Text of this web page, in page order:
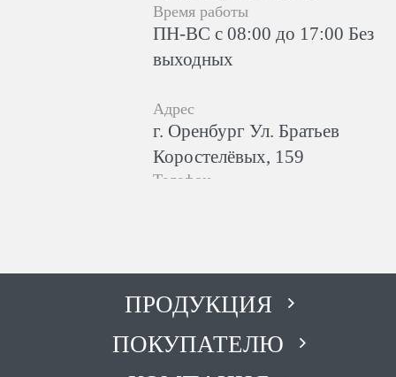
Время работы
ПН-ВС с 08:00 до 17:00 Без
выходных
Адрес
г. Оренбург Ул. Братьев
Коростелёвых, 159
Телефон
ПН-ПТ с 10:00 до 19:00, СБ
с 10:00 до 15:00, ВС-
Выходной
ПРОДУКЦИЯ
ПОКУПАТЕЛЮ